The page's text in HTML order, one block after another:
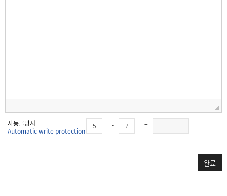
자동글방지
Automatic write protection
- =
완료